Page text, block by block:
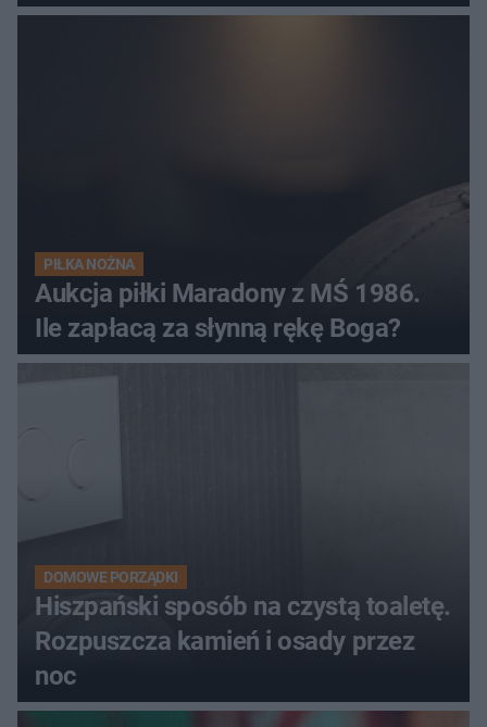
PIŁKA NOŻNA
Aukcja piłki Maradony z MŚ 1986.
Ile zapłacą za słynną rękę Boga?
DOMOWE PORZĄDKI
Hiszpański sposób na czystą toaletę.
Rozpuszcza kamień i osady przez
noc